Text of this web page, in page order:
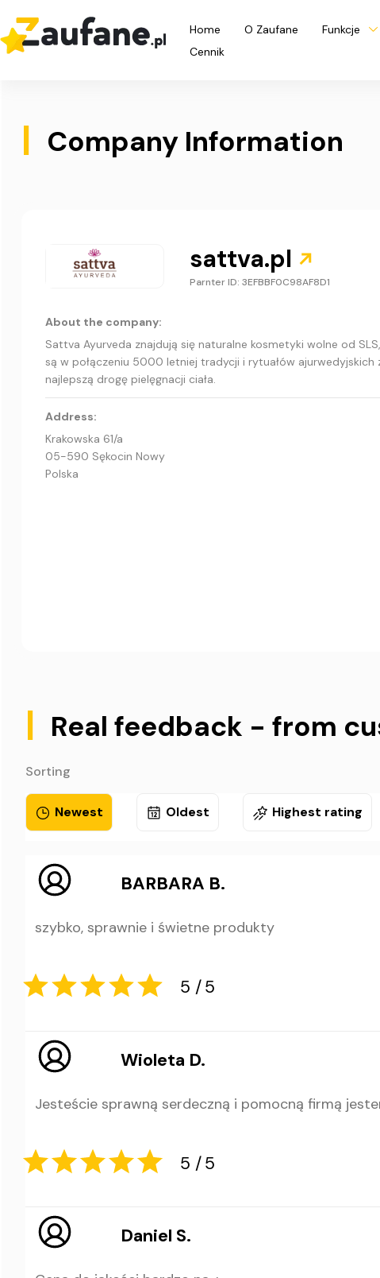
Home O Zaufane Funkcje
Cennik
| Company Information
sattva.pl
Parnter ID: 3EFBBF0C98AF8D1
About the company:
Sattva Ayurveda znajdują się naturalne kosmetyki wolne od
są w połączeniu 5000 letniej tradycji i rytuałów
najlepszą drogę pielęgnacji ciała.
Address:
Krakowska 61/a
05-590 Sękocin Nowy
Polska
| Real feedback - from
Sorting
Newest Oldest Highest rating
BARBARA B.
szybko, sprawnie i świetne produkty
5 5
Wioleta D.
Jesteście sprawną serdeczną i pomocną firmą
Daniel S.